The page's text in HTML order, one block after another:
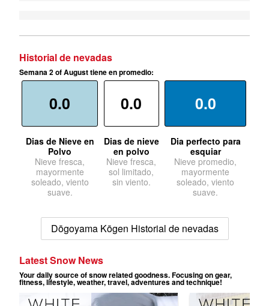
Historial de nevadas
Semana 2 of August tiene en promedio:
0.0
Dias de Nieve en
Polvo
Nieve fresca,
mayormente
soleado, viento
suave.
0.0
Dias de nieve
en polvo
Nieve fresca,
sol limitado,
sin viento.
0.0
Dia perfecto para
esquiar
Nieve promedio,
mayormente
soleado, viento
suave.
Dōgoyama Kōgen Historial de nevadas